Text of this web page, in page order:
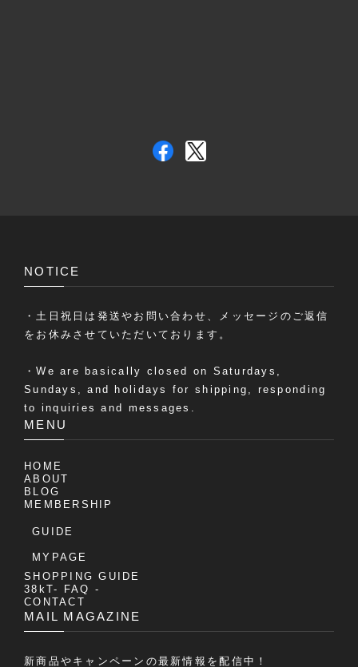
NOTICE
・土日祝日は発送やお問い合わせ、メッセージのご返信
をお休みさせていただいております。
・We are basically closed on Saturdays,
Sundays, and holidays for shipping, responding
to inquiries and messages.
MENU
HOME
ABOUT
BLOG
MEMBERSHIP
GUIDE
MYPAGE
SHOPPING GUIDE
38kT- FAQ -
CONTACT
MAIL MAGAZINE
新商品やキャンペーンの最新情報を配信中！